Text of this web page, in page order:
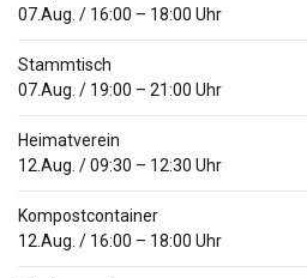
07.Aug. / 16:00 – 18:00 Uhr
Stammtisch
07.Aug. / 19:00 – 21:00 Uhr
Heimatverein
12.Aug. /09:30 – 12:30 Uhr
Kompostcontainer
12.Aug. / 16:00 – 18:00 Uhr